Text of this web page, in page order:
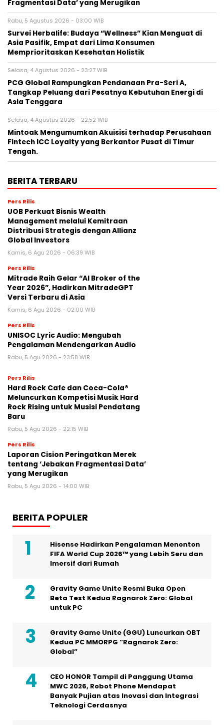
Fragmentasi Data’ yang Merugikan
Rabu, 5 Agustus 2026 - 03:00 WIB
Survei Herbalife: Budaya “Wellness” Kian Menguat di
Asia Pasifik, Empat dari Lima Konsumen
Memprioritaskan Kesehatan Holistik
Selasa, 4 Agustus 2026 - 23:27 WIB
PCG Global Rampungkan Pendanaan Pra-Seri A,
Tangkap Peluang dari Pesatnya Kebutuhan Energi di
Asia Tenggara
Selasa, 4 Agustus 2026 - 22:52 WIB
Mintoak Mengumumkan Akuisisi terhadap Perusahaan
Fintech ICC Loyalty yang Berkantor Pusat di Timur
Tengah.
BERITA TERBARU
Pers Rilis
UOB Perkuat Bisnis Wealth
Management melalui Kemitraan
Distribusi Strategis dengan Allianz
Global Investors
Kamis, 6 Agu 2026 - 06:39 WIB
Pers Rilis
Mitrade Raih Gelar “AI Broker of the
Year 2026”, Hadirkan MitradeGPT
Versi Terbaru di Asia
Kamis, 6 Agu 2026 - 02:00 WIB
Pers Rilis
UNISOC Lyric Audio: Mengubah
Pengalaman Mendengarkan Audio
Rabu, 5 Agu 2026 - 23:58 WIB
Pers Rilis
Hard Rock Cafe dan Coca-Cola®
Meluncurkan Kompetisi Musik Hard
Rock Rising untuk Musisi Pendatang
Baru
Rabu, 5 Agu 2026 - 22:15 WIB
Pers Rilis
Laporan Cision Peringatkan Merek
tentang ‘Jebakan Fragmentasi Data’
yang Merugikan
Rabu, 5 Agu 2026 - 14:00 WIB
BERITA POPULER
Hisense Hadirkan Pengalaman Menonton
FIFA World Cup 2026™ yang Lebih Seru dan
Imersif dari Rumah
Gravity Game Unite Resmi Buka Open
Beta Test Kedua Ragnarok Zero: Global
untuk PC
Gravity Game Unite (GGU) Luncurkan OBT
Kedua PC MMORPG “Ragnarok Zero:
Global”
CEO HONOR Tampil di Panggung Utama
MWC 2026, Robot Phone Mendapat
Banyak Pujian atas Inovasi dan Integrasi
Teknologi Cerdasnya